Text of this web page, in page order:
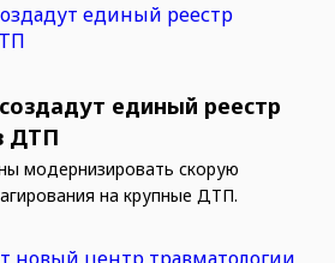
единый реестр
ДТП
модернизировать скорую
на крупные ДТП.